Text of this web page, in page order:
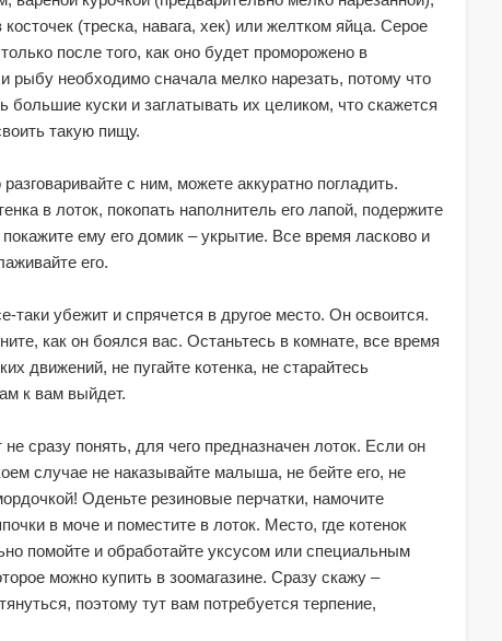
(треска, навага, хек) или желтком яйца. Серое
после того, как оно будет проморожено в
рыбу необходимо сначала мелко нарезать, потому что
большие куски и заглатывать их целиком, что скажется
такую пищу.
с ним, можете аккуратно погладить.
в лоток, покопать наполнитель его лапой, подержите
ему его домик – укрытие. Все время ласково и
его.
убежит и спрячется в другое место. Он освоится.
как он боялся вас. Останьтесь в комнате, все время
движений, не пугайте котенка, не старайтесь
к вам выйдет.
сразу понять, для чего предназначен лоток. Если он
случае не наказывайте малыша, не бейте его, не
Оденьте резиновые перчатки, намочите
в моче и поместите в лоток. Место, где котенок
помойте и обработайте уксусом или специальным
можно купить в зоомагазине. Сразу скажу –
поэтому тут вам потребуется терпение,